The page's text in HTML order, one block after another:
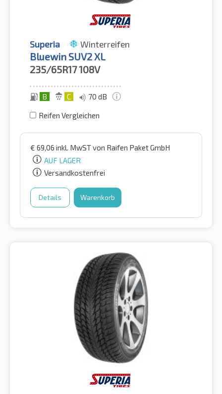
Superia Winterreifen
Bluewin SUV2 XL
235/65R17108V
B C 70 dB
Reifen Vergleichen
€ 69,06 inkl. MwSTvon Raifen Paket GmbH
AUF LAGER
Versandkostenfrei
Details Warenkorb